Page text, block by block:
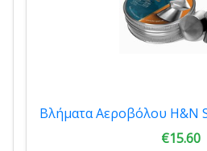
€15.60